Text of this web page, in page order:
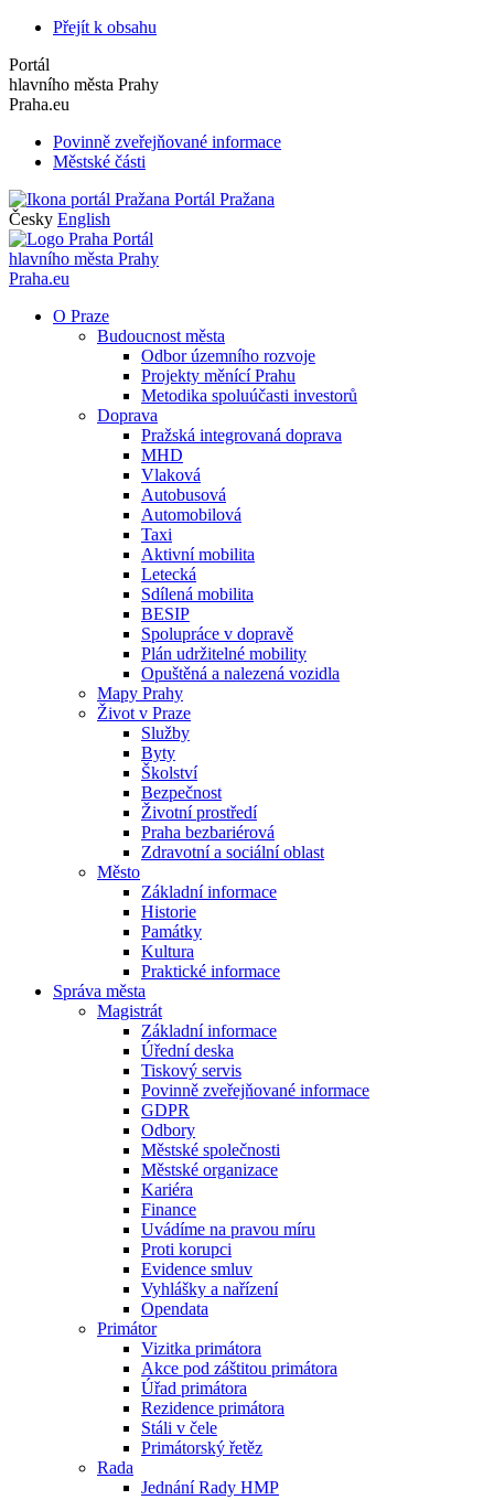
Přejít k obsahu
Portál
hlavního města Prahy
Praha.eu
Povinně zveřejňované informace
Městské části
Portál Pražana
Česky English
Portál
hlavního města Prahy
Praha.eu
O Praze
Budoucnost města
Odbor územního rozvoje
Projekty měnící Prahu
Metodika spoluúčasti investorů
Doprava
Pražská integrovaná doprava
MHD
Vlaková
Autobusová
Automobilová
Taxi
Aktivní mobilita
Letecká
Sdílená mobilita
BESIP
Spolupráce v dopravě
Plán udržitelné mobility
Opuštěná a nalezená vozidla
Mapy Prahy
Život v Praze
Služby
Byty
Školství
Bezpečnost
Životní prostředí
Praha bezbariérová
Zdravotní a sociální oblast
Město
Základní informace
Historie
Památky
Kultura
Praktické informace
Správa města
Magistrát
Základní informace
Úřední deska
Tiskový servis
Povinně zveřejňované informace
GDPR
Odbory
Městské společnosti
Městské organizace
Kariéra
Finance
Uvádíme na pravou míru
Proti korupci
Evidence smluv
Vyhlášky a nařízení
Opendata
Primátor
Vizitka primátora
Akce pod záštitou primátora
Úřad primátora
Rezidence primátora
Stáli v čele
Primátorský řetěz
Rada
Jednání Rady HMP